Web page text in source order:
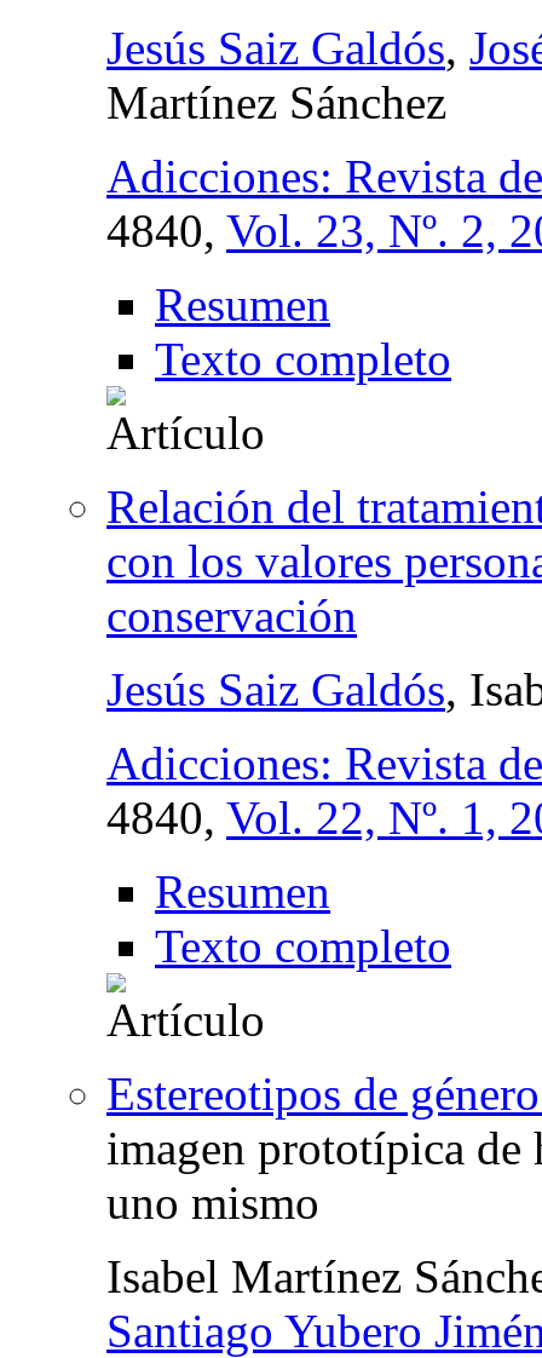
Jesús Saiz Galdós,
Martínez Sánchez
Adicciones: Revista
4840, Vol. 23, Nº. 2,
Resumen
Texto completo
Relación del
con los valores
conservación
Jesús Saiz Galdós,
Adicciones: Revista
4840, Vol. 22, Nº. 1,
Resumen
Texto completo
Estereotipos de
imagen prototípica de
uno mismo
Isabel Martínez
Santiago Yubero